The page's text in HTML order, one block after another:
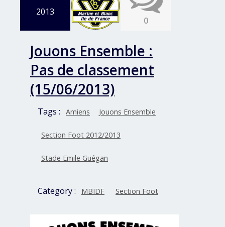
2013
0
Jouons Ensemble :
Pas de classement
(15/06/2013)
Tags : Amiens Jouons Ensemble
Section Foot 2012/2013
Stade Emile Guégan
Category : MBIDF Section Foot